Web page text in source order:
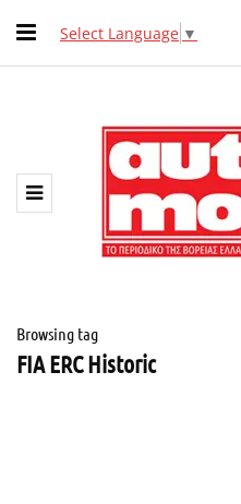
Select Language ▼
Browsing tag
FIA ERC Historic